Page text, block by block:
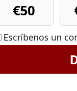
€50
Escríbenos un